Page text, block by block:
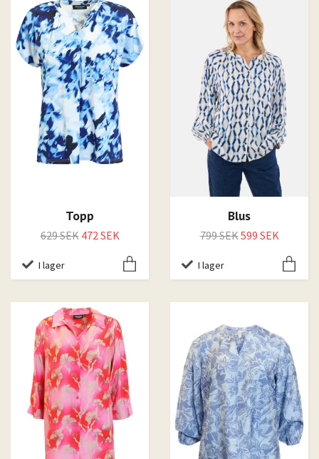
Topp
629 SEK 472 SEK
I lager
Blus
799 SEK599 SEK
I lager